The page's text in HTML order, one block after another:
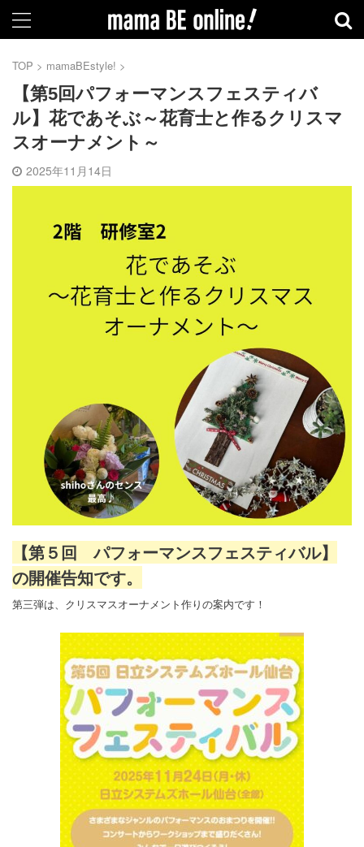
TOP > mamaBEstyle! >
【第5回パフォーマンスフェスティバ
ル】花であそぶ～花育士と作るクリスマ
スオーナメント～
2025年11月14日
【第５回 パフォーマンスフェスティバル】
の開催告知です。
第三弾は、クリスマスオーナメント作りの案内です！